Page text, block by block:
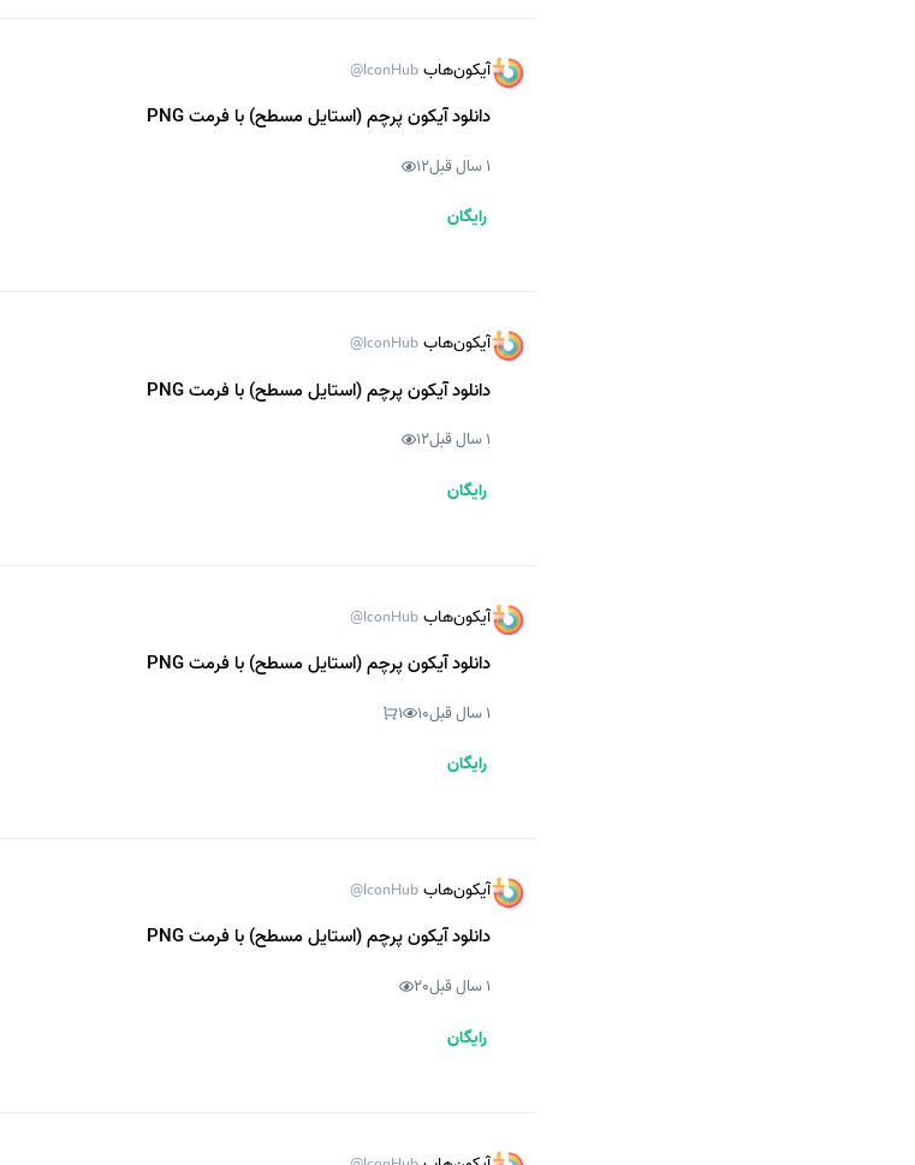
آیکون‌هاب @IconHub
دانلود آیکون پرچم (استایل مسطح) با فرمت PNG
1 سال قبل 12
رایگان
آیکون‌هاب @IconHub
دانلود آیکون پرچم (استایل مسطح) با فرمت PNG
1 سال قبل 12
رایگان
آیکون‌هاب @IconHub
دانلود آیکون پرچم (استایل مسطح) با فرمت PNG
1 سال قبل 10
1
رایگان
آیکون‌هاب @IconHub
دانلود آیکون پرچم (استایل مسطح) با فرمت PNG
1 سال قبل 20
رایگان